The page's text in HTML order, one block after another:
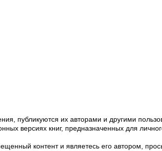
публикуются их авторами и другими
версиях книг, предназначенных для
контент и являетесь его автором,